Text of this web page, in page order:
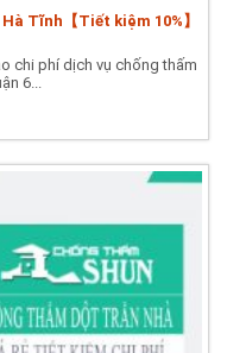
Tĩnh【Tiết kiệm 10%】
chi phí dịch vụ chống thấm
6...